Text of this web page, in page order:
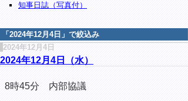
知事日誌（写真付）
「 2024年12月4日 」で絞込み
2024年12月4日
2024年12月4日（水）
8時45分 内部協議